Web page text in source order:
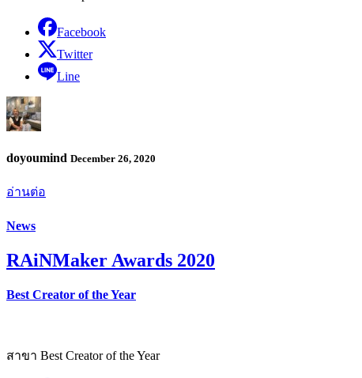
Facebook
Twitter
Line
doyoumind December 26, 2020
อ่านต่อ
News
RAiNMaker Awards 2020
Best Creator of the Year
สาขา Best Creator of the Year